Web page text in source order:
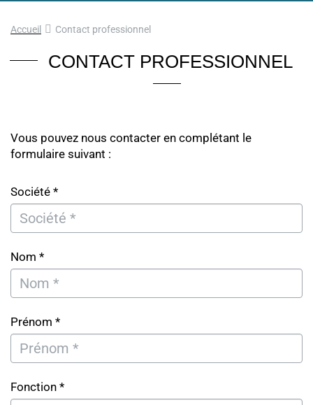
Accueil Contact professionnel
CONTACT PROFESSIONNEL
Vous pouvez nous contacter en complétant le
formulaire suivant :
Société *
Nom *
Prénom *
Fonction *